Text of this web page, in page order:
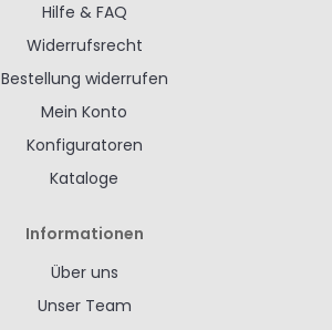
Hilfe & FAQ
Widerrufsrecht
Bestellung widerrufen
Mein Konto
Konfiguratoren
Kataloge
Informationen
Über uns
Unser Team